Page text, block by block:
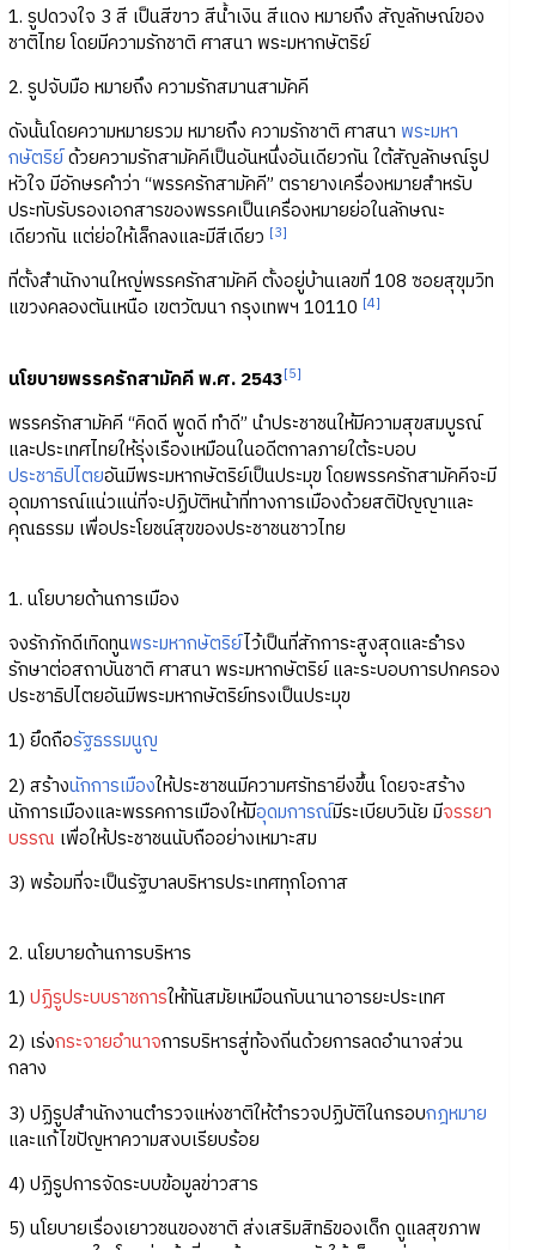
1. รูปดวงใจ 3 สี เป็นสีขาว สีน้ำเงิน สีแดง หมายถึง สัญลักษณ์ของ
ชาติไทย โดยมีความรักชาติ ศาสนา พระมหากษัตริย์
2. รูปจับมือ หมายถึง ความรักสมานสามัคคี
ดังนั้นโดยความหมายรวม หมายถึง ความรักชาติ ศาสนา พระมหา
กษัตริย์ด้วยความรักสามัคคีเป็นอันหนึ่งอันเดียวกัน ใต้สัญลักษณ์รูป
หัวใจ มีอักษรคำว่า “พรรครักสามัคคี” ตรายางเครื่องหมายสำหรับ
ประทับรับรองเอกสารของพรรคเป็นเครื่องหมายย่อในลักษณะ
เดียวกัน แต่ย่อให้เล็กลงและมีสีเดียว [3]
ที่ตั้งสำนักงานใหญ่พรรครักสามัคคี ตั้งอยู่บ้านเลขที่ 108 ซอยสุขุมวิท
แขวงคลองตันเหนือ เขตวัฒนา กรุงเทพฯ 10110 [4]
นโยบายพรรครักสามัคคี พ.ศ. 2543[5]
พรรครักสามัคคี “คิดดี พูดดี ทำดี” นำประชาชนให้มีความสุขสมบูรณ์
และประเทศไทยให้รุ่งเรืองเหมือนในอดีตกาลภายใต้ระบอบ
ประชาธิปไตยอันมีพระมหากษัตริย์เป็นประมุข โดยพรรครักสามัคคีจะมี
อุดมการณ์แน่วแน่ที่จะปฏิบัติหน้าที่ทางการเมืองด้วยสติปัญญาและ
คุณธรรม เพื่อประโยชน์สุขของประชาชนชาวไทย
1. นโยบายด้านการเมือง
จงรักภักดีเทิดทูนพระมหากษัตริย์ไว้เป็นที่สักการะสูงสุดและธำรง
รักษาต่อสถาบันชาติ ศาสนา พระมหากษัตริย์ และระบอบการปกครอง
ประชาธิปไตยอันมีพระมหากษัตริย์ทรงเป็นประมุข
1) ยึดถือรัฐธรรมนูญ
2) สร้างนักการเมืองให้ประชาชนมีความศรัทธายิ่งขึ้น โดยจะสร้าง
นักการเมืองและพรรคการเมืองให้มีอุดมการณ์มีระเบียบวินัย มีจรรยา
บรรณ เพื่อให้ประชาชนนับถืออย่างเหมาะสม
3) พร้อมที่จะเป็นรัฐบาลบริหารประเทศทุกโอกาส
2. นโยบายด้านการบริหาร
1) ปฏิรูประบบราชการให้ทันสมัยเหมือนกับนานาอารยะประเทศ
2) เร่งกระจายอำนาจการบริหารสู่ท้องถิ่นด้วยการลดอำนาจส่วน
กลาง
3) ปฏิรูปสำนักงานตำรวจแห่งชาติให้ตำรวจปฏิบัติในกรอบกฎหมาย
และแก้ไขปัญหาความสงบเรียบร้อย
4) ปฏิรูปการจัดระบบข้อมูลข่าวสาร
5) นโยบายเรื่องเยาวชนของชาติ ส่งเสริมสิทธิของเด็ก ดูแลสุขภาพ